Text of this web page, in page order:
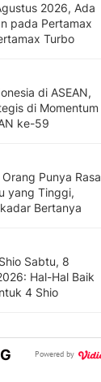
2026, Ada
pada Pertamax
Turbo
di ASEAN,
di Momentum
ke-59
Punya Rasa
yang Tinggi,
Bertanya
Sabtu, 8
Hal-Hal Baik
4 Shio
Powered by